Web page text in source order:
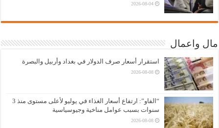
2026-08-04
مال واعمال
استقرار أسعار صرف الدولار في بغداد وأربيل والبصرة
2026-08-08
“الفاو”: ارتفاع أسعار الغذاء في يوليو لأعلى مستوى منذ 3
سنوات بسبب عوامل مناخية وجيوسياسية
2026-08-08